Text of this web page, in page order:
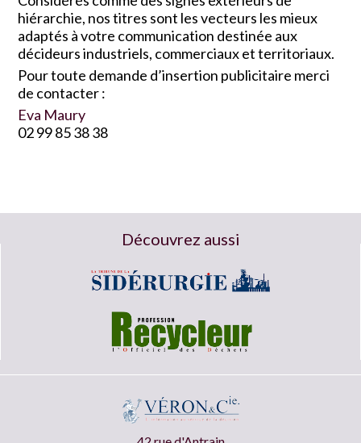
hiérarchie, nos titres sont les vecteurs les mieux
adaptés à votre communication destinée aux
décideurs industriels, commerciaux et territoriaux.
Pour toute demande d’insertion publicitaire merci
de contacter :
Eva Maury
02 99 85 38 38
Découvrez aussi